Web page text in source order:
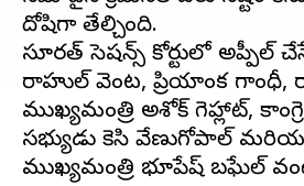
దోషిగా తేల్చింది.
సూరత్ సెషన్స్ కోర్టులో అప్పీల్
రాహుల్ వెంట, ప్రియాంక గాంధీ,
ముఖ్యమంత్రి అశోక్ గెహ్లాట్,
సభ్యుడు కెసి వేణుగోపాల్
ముఖ్యమంత్రి భూపేష్ బఘేల్